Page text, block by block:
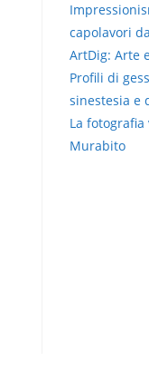
capolavori
ArtDig: Arte
Profili di
sinestesia e
La
Murabito